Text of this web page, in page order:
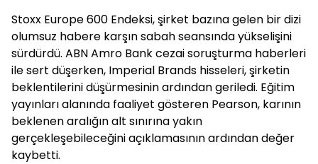
Stoxx Europe 600 Endeksi, şirket bazına gelen bir dizi
olumsuz habere karşın sabah seansında yükselişini
sürdürdü. ABN Amro Bank cezai soruşturma haberleri
ile sert düşerken, Imperial Brands hisseleri, şirketin
beklentilerini düşürmesinin ardından geriledi. Eğitim
yayınları alanında faaliyet gösteren Pearson, karının
beklenen aralığın alt sınırına yakın
gerçekleşebileceğini açıklamasının ardından değer
kaybetti.